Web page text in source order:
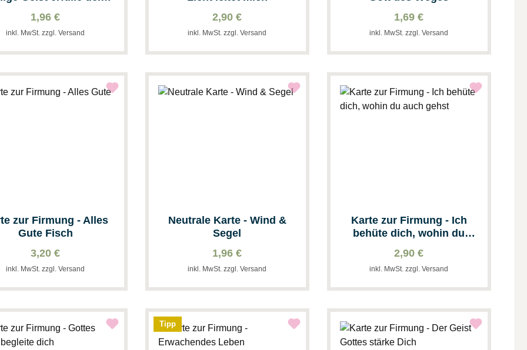
1,96 €
inkl. MwSt. zzgl. Versand
2,90 €
inkl. MwSt. zzgl. Versand
1,69 €
inkl. MwSt. zzgl. Versand
zur Firmung - Alles
Gute Fisch
3,20 €
inkl. MwSt. zzgl. Versand
Neutrale Karte - Wind &
Segel
1,96 €
inkl. MwSt. zzgl. Versand
Karte zur Firmung - Ich
behüte dich, wohin du
2,90 €
inkl. MwSt. zzgl. Versand
Tipp